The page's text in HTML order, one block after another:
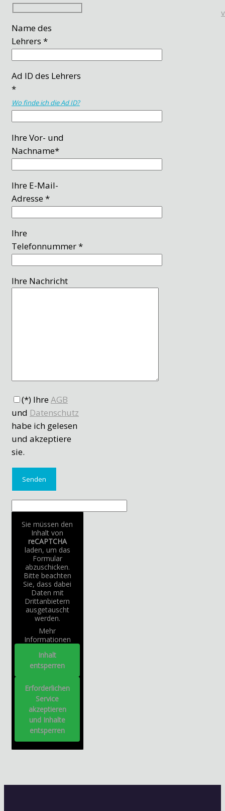
Name des
Lehrers *
Ad ID des Lehrers
*
Wo finde ich die Ad ID?
Ihre Vor- und
Nachname*
Ihre E-Mail-
Adresse *
Ihre
Telefonnummer *
Ihre Nachricht
(*) IhreAGB
und Datenschutz
habe ich gelesen
und akzeptiere
sie.
Sie müssen den
Inhalt von
reCAPTCHA
laden, um das
Formular
abzuschicken.
Bitte beachten
Sie, dass dabei
Daten mit
Drittanbietern
ausgetauscht
werden.
Mehr
Informationen
Inhalt
entsperren
Erforderlichen
Service
akzeptieren
und Inhalte
entsperren